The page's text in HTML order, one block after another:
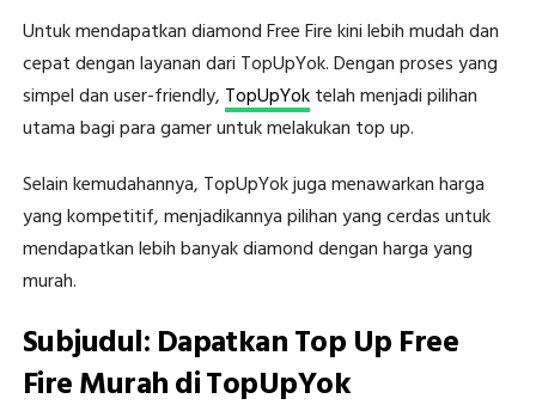
Untuk mendapatkan diamond Free Fire kini lebih mudah dan
cepat dengan layanan dari TopUpYok. Dengan proses yang
simpel dan user-friendly, TopUpYoktelah menjadi pilihan
utama bagi para gamer untuk melakukan top up.
Selain kemudahannya, TopUpYok juga menawarkan harga
yang kompetitif, menjadikannya pilihan yang cerdas untuk
mendapatkan lebih banyak diamond dengan harga yang
murah.
Subjudul: Dapatkan Top Up Free
Fire Murah di TopUpYok